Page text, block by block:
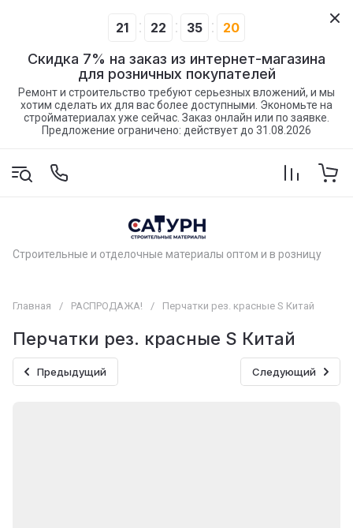
21 22 35 19
Скидка 7% на заказ из интернет-магазина
для розничных покупателей
Ремонт и строительство требуют серьезных вложений, и мы
хотим сделать их для вас более доступными. Экономьте на
стройматериалах уже сейчас. Заказ онлайн или по заявке.
Предложение ограничено: действует до 31.08.2026
Строительные и отделочные материалы оптом и в розницу
Главная / РАСПРОДАЖА! / Перчатки рез. красные S Китай
Перчатки рез. красные S Китай
Предыдущий Следующий